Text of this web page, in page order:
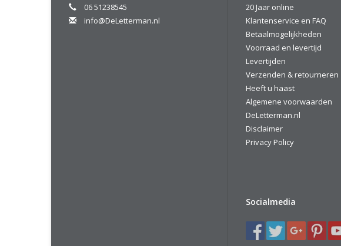
06 51238545
info@DeLetterman.nl
20 Jaar online
Klantenservice en FAQ
Betaalmogelijkheden
Voorraad en levertijd
Levertijden
Verzenden & retourneren
Heeft u haast
Algemene voorwaarden
DeLetterman.nl
Disclaimer
Privacy Policy
Socialmedia